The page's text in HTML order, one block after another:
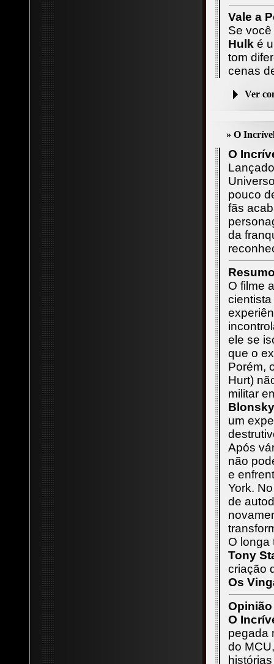
Vale a
Se
Hulk é
tom
cenas
Ver
» O
O
pouco
fãs
da
O filme
ele se
que o
Porém,
Hurt)
militar
um
Após
não
e
York.
de
O longa
Tony
criação
Os
O
pegada
do